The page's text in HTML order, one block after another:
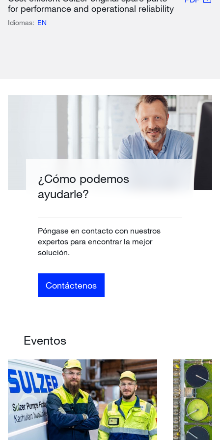
for performance and operational reliability
Idiomas: EN
¿Cómo podemos
ayudarle?
Póngase en contacto con nuestros
expertos para encontrar la mejor
solución.
Contáctenos
Eventos